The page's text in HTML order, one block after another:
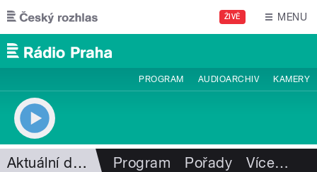
Přejít k hlavnímu obsahu
ŽIVĚ MENU
PROGRAM AUDIOARCHIV KAMERY
Aktuální dění Program Pořady Více…